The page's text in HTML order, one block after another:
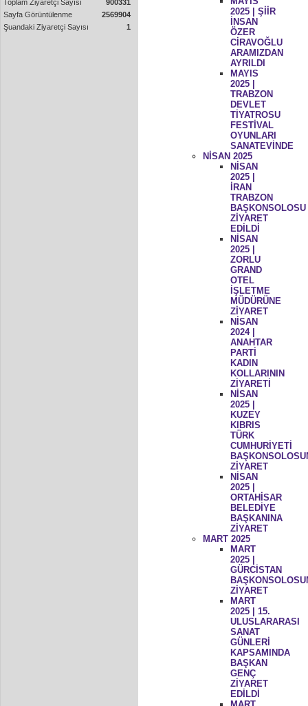
Toplam Ziyaretçi Sayısı
900331
Sayfa Görüntülenme
2569904
Şuandaki Ziyaretçi Sayısı
1
2025 | ŞİİR
İNSAN
ÖZER
CİRAVOĞLU
ARAMIZDAN
AYRILDI
MAYIS
2025 |
TRABZON
DEVLET
TİYATROSU
FESTİVAL
OYUNLARI
SANATEVİNDE
NİSAN 2025
NİSAN
2025 |
İRAN
TRABZON
BAŞKONSOLOSU
ZİYARET
EDİLDİ
NİSAN
2025 |
ZORLU
GRAND
OTEL
İŞLETME
MÜDÜRÜNE
ZİYARET
NİSAN
2024 |
ANAHTAR
PARTİ
KADIN
KOLLARININ
ZİYARETİ
NİSAN
2025 |
KUZEY
KIBRIS
TÜRK
CUMHURİYETİ
ZİYARET
NİSAN
2025 |
ORTAHİSAR
BELEDİYE
BAŞKANINA
ZİYARET
MART 2025
MART
2025 |
GÜRCİSTAN
ZİYARET
MART
2025 | 15.
ULUSLARARASI
SANAT
GÜNLERİ
KAPSAMINDA
BAŞKAN
GENÇ
ZİYARET
EDİLDİ